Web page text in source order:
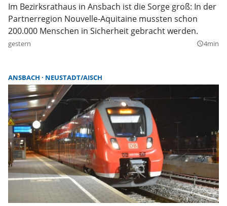
Im Bezirksrathaus in Ansbach ist die Sorge groß: In der
Partnerregion Nouvelle-Aquitaine mussten schon
200.000 Menschen in Sicherheit gebracht werden.
gestern query_builder4min
ANSBACH NEUSTADT/AISCH